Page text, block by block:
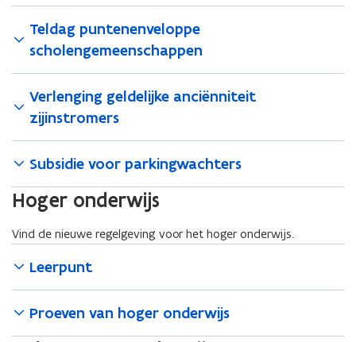
Teldag puntenenveloppe
scholengemeenschappen
Verlenging geldelijke anciënniteit
zijinstromers
Subsidie voor parkingwachters
Hoger onderwijs
Vind de nieuwe regelgeving voor het hoger onderwijs.
Leerpunt
Proeven van hoger onderwijs